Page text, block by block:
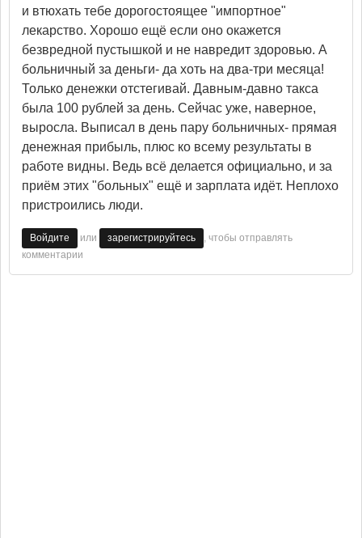
и втюхать тебе дорогостоящее "импортное"
лекарство. Хорошо ещё если оно окажется
безвредной пустышкой и не навредит здоровью. А
больничный за деньги- да хоть на два-три месяца!
Только денежки отстегивай. Давным-давно такса
была 100 рублей за день. Сейчас уже, наверное,
выросла. Выписал в день пару больничных- прямая
денежная прибыль, плюс ко всему результаты в
работе видны. Ведь всё делается официально, и за
приём этих "больных" ещё и зарплата идёт. Неплохо
пристроились люди.
Войдите или зарегистрируйтесь
, чтобы отправлять
комментарии